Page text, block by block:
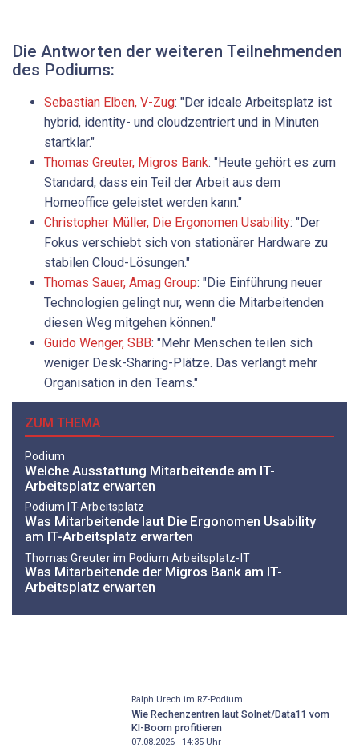
Die Antworten der weiteren Teilnehmenden
des Podiums:
Sebastian Elben, V-Zug: "Der ideale Arbeitsplatz ist
hybrid, identity- und cloudzentriert und in Minuten
startklar."
Thomas Greuter, Migros Bank: "Heute gehört es zum
Standard, dass ein Teil der Arbeit aus dem
Homeoffice geleistet werden kann."
Christopher Müller, Die ­Ergonomen Usability: "Der
Fokus verschiebt sich von stationärer Hardware zu
stabilen Cloud-Lösungen."
Thomas Sauer, Amag Group: "Die Einführung neuer
Technologien gelingt nur, wenn die Mitarbeitenden
diesen Weg mitgehen können."
Guido Wenger, SBB: "Mehr Menschen teilen sich
weniger Desk-Sharing-Plätze. Das verlangt mehr
Organisation in den Teams."
ZUM THEMA
Podium
Welche Ausstattung Mitarbeitende am IT-
Arbeitsplatz erwarten
Podium IT-Arbeitsplatz
Was Mitarbeitende laut Die ­Ergonomen Usability
am IT-Arbeitsplatz erwarten
Thomas Greuter im Podium Arbeitsplatz-IT
Was Mitarbeitende der Migros Bank am IT-
Arbeitsplatz erwarten
Ralph Urech im RZ-Podium
Wie Rechenzentren laut Solnet/Data11 vom
KI-Boom profitieren
07.08.2026 - 14:35Uhr